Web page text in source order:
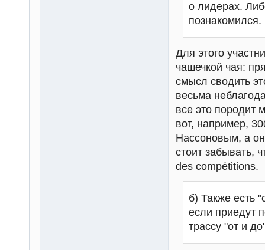
о лидерах.
познакомился.
Для этого
чашечкой чая:
смысл сводить
весьма
все это породит
вот, например,
Нассоновым, а
стоит забывать,
des compétitions.
б) Также есть
если приедут
трассу "от и